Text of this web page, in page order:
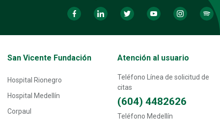
Transversal - Menú San Vicente fundación footer
San Vicente Fundación
Hospital Rionegro
Hospital Medellín
Corpaul
Atención al usuario
Teléfono Línea de solicitud de
citas
(604) 4482626
Teléfono Medellín